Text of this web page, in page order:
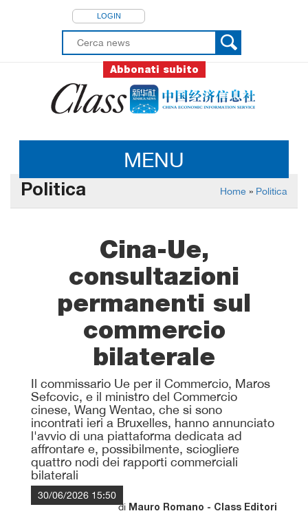
LOGIN
Abbonati subito
MENU
Politica Home » Politica
Cina-Ue,
consultazioni
permanenti sul
commercio
bilaterale
Il commissario Ue per il Commercio, Maros
Sefcovic, e il ministro del Commercio
cinese, Wang Wentao, che si sono
incontrati ieri a Bruxelles, hanno annunciato
l'avvio di una piattaforma dedicata ad
affrontare e, possibilmente, sciogliere
quattro nodi dei rapporti commerciali
bilaterali
30/06/2026 15:50
di Mauro Romano - Class Editori